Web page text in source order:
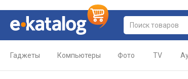
Гаджеты Компьютеры Фото TV